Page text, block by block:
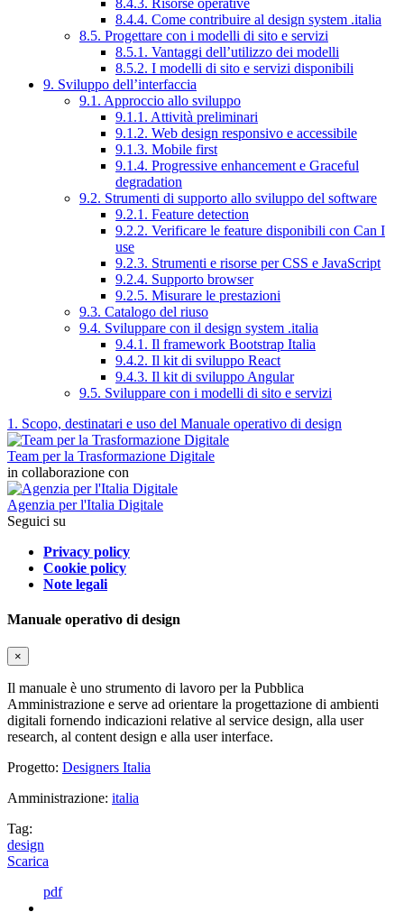
8.4.4. Come contribuire al design system .italia
8.5. Progettare con i modelli di sito e servizi
8.5.1. Vantaggi dell’utilizzo dei modelli
8.5.2. I modelli di sito e servizi disponibili
9. Sviluppo dell’interfaccia
9.1. Approccio allo sviluppo
9.1.1. Attività preliminari
9.1.2. Web design responsivo e accessibile
9.1.3. Mobile first
9.1.4. Progressive enhancement e Graceful
degradation
9.2. Strumenti di supporto allo sviluppo del software
9.2.1. Feature detection
9.2.2. Verificare le feature disponibili con Can I
use
9.2.3. Strumenti e risorse per CSS e JavaScript
9.2.4. Supporto browser
9.2.5. Misurare le prestazioni
9.3. Catalogo del riuso
9.4. Sviluppare con il design system .italia
9.4.1. Il framework Bootstrap Italia
9.4.2. Il kit di sviluppo React
9.4.3. Il kit di sviluppo Angular
9.5. Sviluppare con i modelli di sito e servizi
1. Scopo, destinatari e uso del Manuale operativo di design
Team per la Trasformazione Digitale
in collaborazione con
Agenzia per l'Italia Digitale
Seguici su
Privacy policy
Cookie policy
Note legali
Manuale operativo di design
×
Il manuale è uno strumento di lavoro per la Pubblica
Amministrazione e serve ad orientare la progettazione di ambienti
digitali fornendo indicazioni relative al service design, alla user
research, al content design e alla user interface.
Progetto: Designers Italia
Amministrazione: italia
Tag:
design
Scarica
pdf